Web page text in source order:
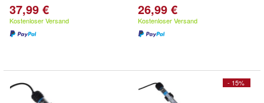
37,99 €
Kostenloser Versand
26,99 €
Kostenloser Versand
- 15%